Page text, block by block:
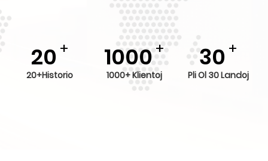
20 +
20+Historio
1000 +
1000+ Klientoj
30 +
Pli Ol 30 Landoj